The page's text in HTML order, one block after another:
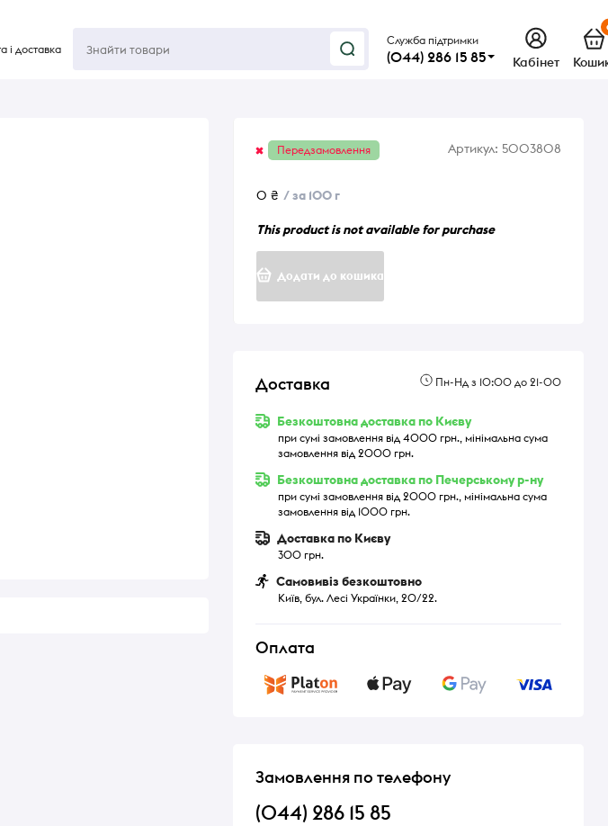
і доставка
Служба підтримки
(044) 286 15 85 Кабінет
Передзамовлення Артикул: 5003808
0 ₴ / за 100 г
This product is not available for purchase
Додати до кошика
Доставка Пн-Нд з 10:00 до 21-00
Безкоштовна доставка по Києву
при сумі замовлення від 4000 грн., мінімальна сума
замовлення від 2000 грн.
Безкоштовна доставка по Печерському р-ну
при сумі замовлення від 2000 грн., мінімальна сума
замовлення від 1000 грн.
Доставка по Києву
300 грн.
Самовивіз безкоштовно
Київ, бул. Лесі Українки, 20/22.
Оплата
Замовлення по телефону
(044) 286 15 85